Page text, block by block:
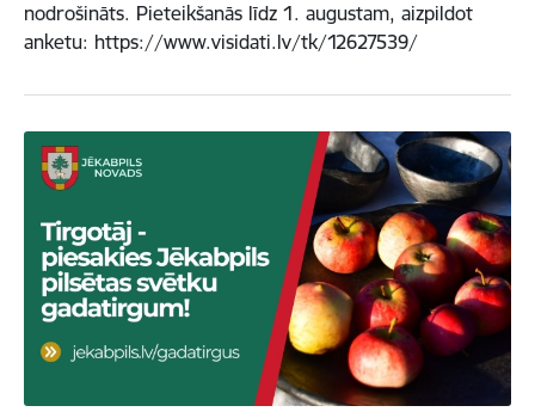
nodrošināts. Pieteikšanās līdz 1. augustam, aizpildot
anketu: https://www.visidati.lv/tk/12627539/